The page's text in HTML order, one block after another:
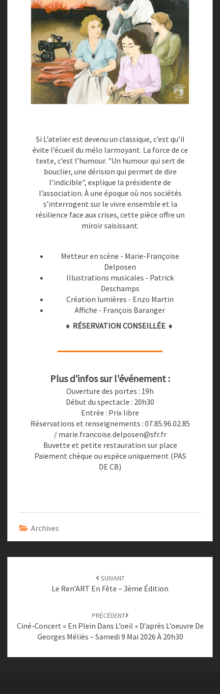
E
A
U
–
S
A
M
E
D
I
U
I
N
À
2
0
H
3
0
Si L’atelier est devenu un classique, c’est qu’il
évite l’écueil du mélo larmoyant. La force de ce
texte, c’est l’humour. "Un humour qui sert de
bouclier, une dérision qui permet de dire
l’indicible", explique la présidente de
l’association. À une époque où nos sociétés
s’interrogent sur le vivre ensemble et la
résilience face aux crises, cette pièce offre un
miroir saisissant.
Metteur en scène - Marie-Françoise
Delposen
Illustrations musicales - Patrick
Deschamps
Création lumières - Enzo Martin
Affiche - François Baranger
♦ RÉSERVATION CONSEILLÉE ♦
Plus d'infos sur l'événement :
Ouverture des portes : 19h
Début du spectacle : 20h30
Entrée : Prix libre
Réservations et renseignements : 07.85.96.02.85
/ marie.francoise.delposen@sfr.fr
Buvette et petite restauration sur place
Paiement chèque ou espèce uniquement (PAS
DE CB)
Archives
SUIVANT
Le Ren’ART En Fête – 3ème Édition
PRÉCÉDENT
Ciné-Concert « En Plein Dans L’oeil » D’après L’oeuvre De
Georges Méliès – Samedi 9 Mai 2026 À 20h30